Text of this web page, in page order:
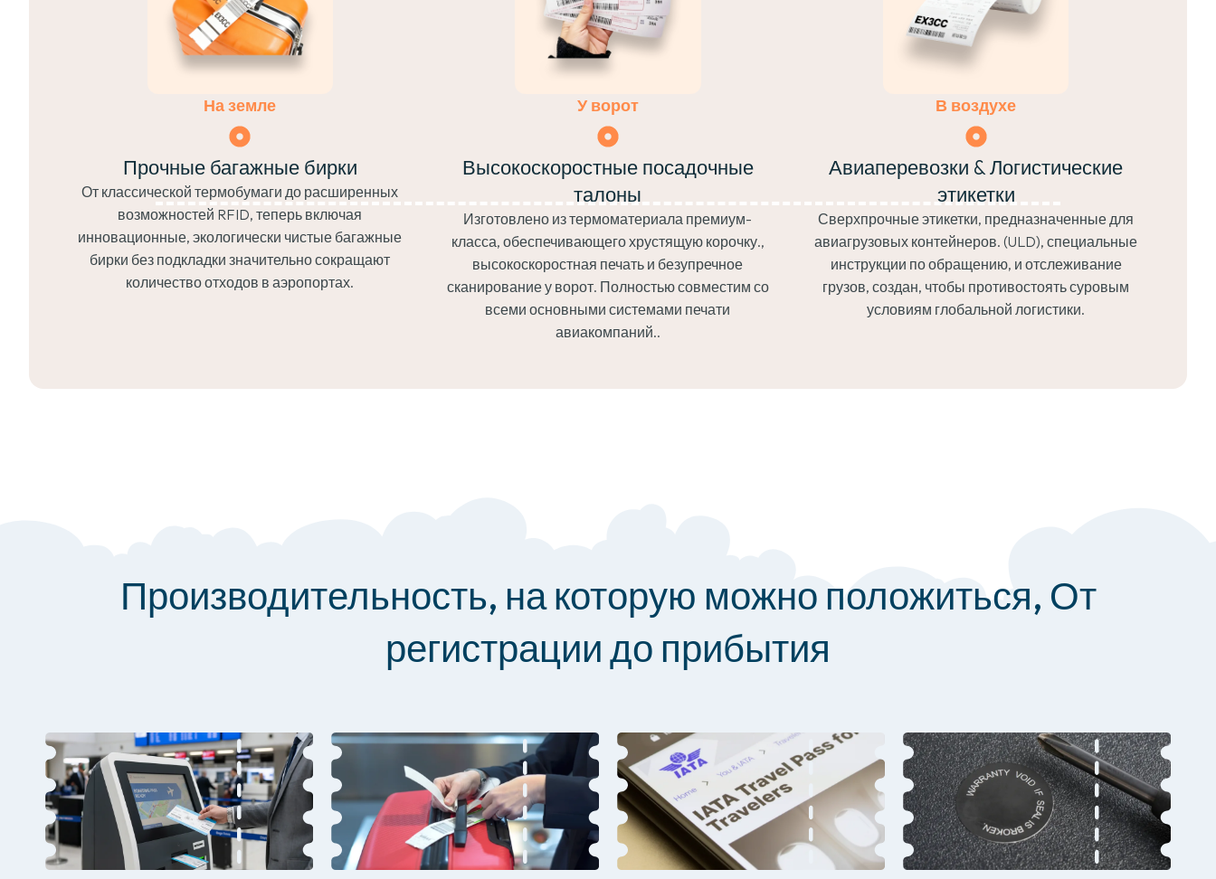
На земле
Прочные багажные бирки
От классической термобумаги до расширенных
возможностей RFID, теперь включая
инновационные, экологически чистые багажные
бирки без подкладки значительно сокращают
количество отходов в аэропортах.
У ворот
Высокоскоростные посадочные
талоны
Изготовлено из термоматериала премиум-
класса, обеспечивающего хрустящую корочку.,
высокоскоростная печать и безупречное
сканирование у ворот. Полностью совместим со
всеми основными системами печати
авиакомпаний..
В воздухе
Авиаперевозки & Логистические
этикетки
Сверхпрочные этикетки, предназначенные для
авиагрузовых контейнеров. (ULD), специальные
инструкции по обращению, и отслеживание
грузов, создан, чтобы противостоять суровым
условиям глобальной логистики.
Производительность, на которую можно положиться, От
регистрации до прибытия